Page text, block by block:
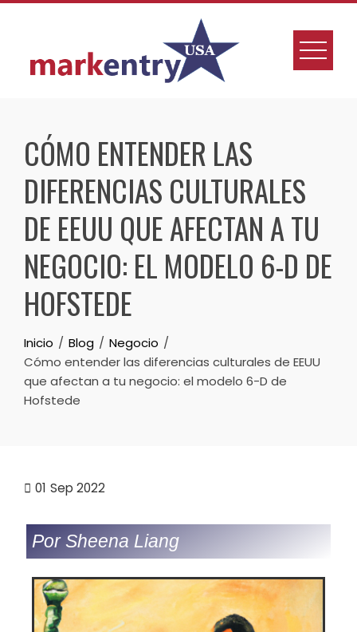
CÓMO ENTENDER LAS
DIFERENCIAS CULTURALES
DE EEUU QUE AFECTAN A TU
NEGOCIO: EL MODELO 6-D DE
HOFSTEDE
Inicio Blog
Negocio
Cómo entender las diferencias culturales de EEUU
que afectan a tu negocio: el modelo 6-D de
Hofstede
01 Sep 2022
Por Sheena Liang